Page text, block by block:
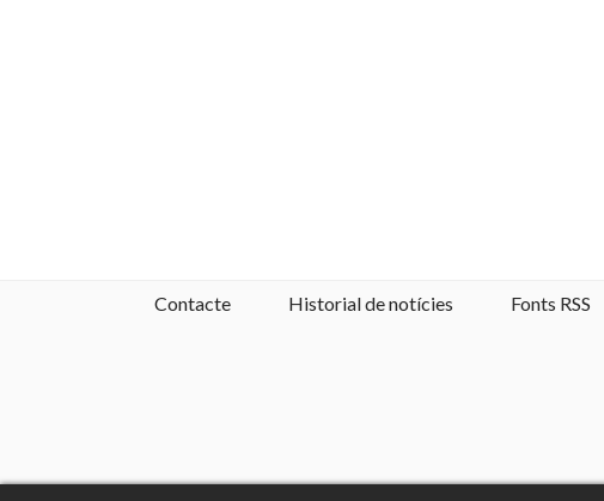
Contacte Historial de notícies Fonts RSS